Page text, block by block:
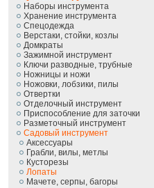
Наборы инструмента
Хранение инструмента
Спецодежда
Верстаки, стойки, козлы
Домкраты
Зажимной инструмент
Ключи разводные, трубные
Ножницы и ножи
Ножовки, лобзики, пилы
Отвертки
Отделочный инструмент
Приспособление для заточки
Разметочный инструмент
Садовый инструмент
Аксессуары
Грабли, вилы, метлы
Кусторезы
Лопаты
Мачете, серпы, багоры